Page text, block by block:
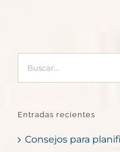
Entradas recientes
Consejos para